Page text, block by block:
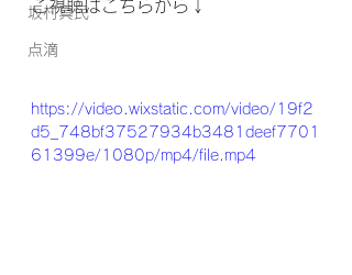
坂村真民
点滴
ご視聴はこちらから↓
https://video.wixstatic.com/video/19f2
d5_748bf37527934b3481deef7701
61399e/1080p/mp4/file.mp4